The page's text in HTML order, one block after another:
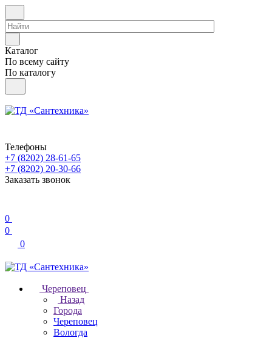
Каталог
По всему сайту
По каталогу
Телефоны
+7 (8202) 28‑61-65
+7 (8202) 20‑30-66
Заказать звонок
0
0
0
Череповец
Назад
Города
Череповец
Вологда